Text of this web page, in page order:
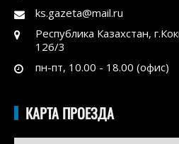
ks.gazeta@mail.ru
Республика Казахстан,
126/3
пн-пт, 10.00 - 18.00 (офис)
КАРТА ПРОЕЗДА